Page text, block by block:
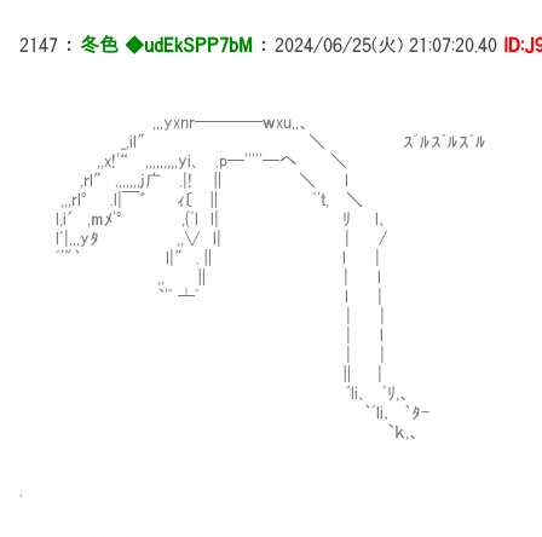
2147 ： 冬色 ◆udEkSPP7bM ： 2024/06/25(火) 21:07:20.40
,,,yxnr━━━━ｗxu,,、
_,il″ ＼ ｽﾞﾙｽﾞﾙｽﾞﾙ
,,x!'“ ,,,,,,,,,yi､ .p━'''''━へ ＼
,rl″ .,,,,,,j广 .|! ∥ ＼ l
,,,rl° .l|￣゛ ｨ〔 ∥ ﾞ'ｔ, ＼
l,i´ ,mﾒ'° ,{ﾞl l| ﾘ l､
lﾞ|,,,yﾀ ,,∨ l| | /
ﾞ'"｀ l|″ .∥ l |
`'ﾞ ┴ﾞ l |
ﾞli､ ﾟﾘ,、
｀ﾞli､ ｀ﾀ-
`ｋ,、